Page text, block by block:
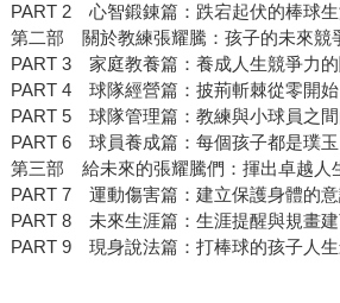
PART 2 心智鍛錬篇：跌宕起伏的棒球
第二部 關於教練張耀騰：孩子的未來競
PART 3 家庭教養篇：養成人生競爭力
PART 4 球隊經營篇：披荊斬棘從零開始
PART 5 球隊管理篇：教練與小球員之
PART 6 球員養成篇：每個孩子都是璞玉
第三部 給未來的張耀騰們：揮出卓越人
PART 7 運動傷害篇：建立保護身體的
PART 8 未來生涯篇：生涯提醒與規畫
PART 9 現身說法篇：打棒球的孩子人生